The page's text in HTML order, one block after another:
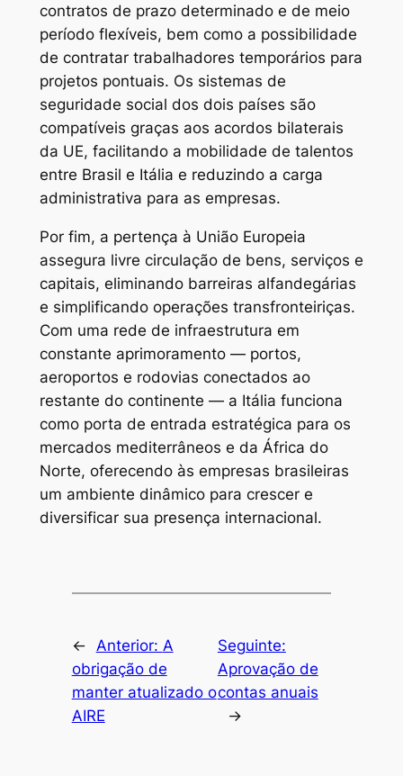
contratos de prazo determinado e de meio
período flexíveis, bem como a possibilidade
de contratar trabalhadores temporários para
projetos pontuais. Os sistemas de
seguridade social dos dois países são
compatíveis graças aos acordos bilaterais
da UE, facilitando a mobilidade de talentos
entre Brasil e Itália e reduzindo a carga
administrativa para as empresas.
Por fim, a pertença à União Europeia
assegura livre circulação de bens, serviços e
capitais, eliminando barreiras alfandegárias
e simplificando operações transfronteiriças.
Com uma rede de infraestrutura em
constante aprimoramento — portos,
aeroportos e rodovias conectados ao
restante do continente — a Itália funciona
como porta de entrada estratégica para os
mercados mediterrâneos e da África do
Norte, oferecendo às empresas brasileiras
um ambiente dinâmico para crescer e
diversificar sua presença internacional.
← Anterior: A
obrigação de
manter atualizado o
AIRE
Seguinte:
Aprovação de
contas anuais
→